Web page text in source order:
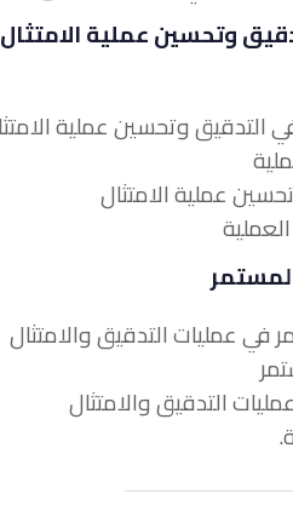
وتحسين عملية الامتثال